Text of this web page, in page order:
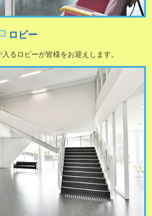
ロビー
るロビーが皆様をお迎えします。